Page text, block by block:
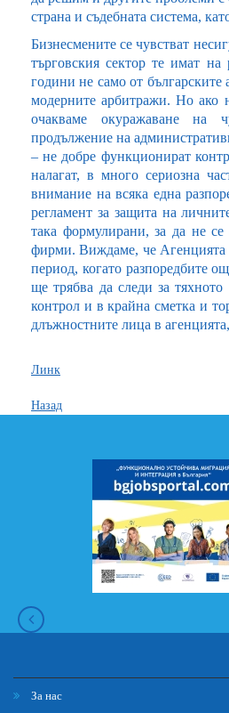
страна и съдебната система,
Бизнесмените се чувстват
търговския сектор те имат
години не само от
модерните арбитражи. Но ако
очакваме окуражаване на
продължение на
– не добре функционират
налагат, в много сериозна
внимание на всяка една
регламент за защита на
така формулирани, за да не
фирми. Виждаме, че Агенцията
период, когато разпоредбите
ще трябва да следи за
контрол и в крайна сметка и
длъжностните лица в
Линк
Назад
За нас